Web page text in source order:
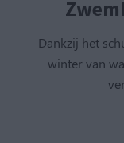
Dankzij het
winter van